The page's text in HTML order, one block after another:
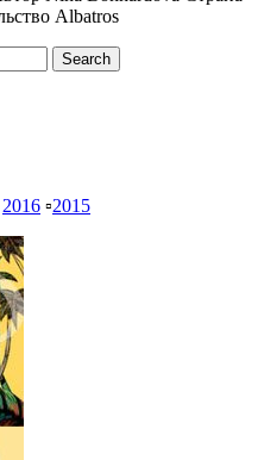
Albatros
Search
2016 ▫2015